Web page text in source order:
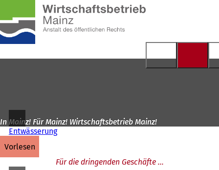
Inhalt anspringen
In Mainz! Für Mainz! Wirtschaftsbetrieb Mainz!
Entwässerung
vorlesen
Für die dringenden Geschäfte ...